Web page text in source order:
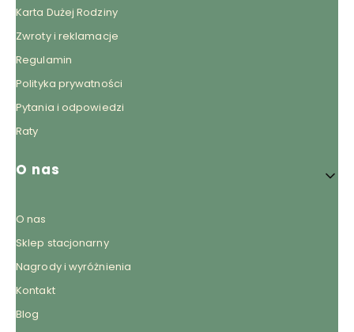
Karta Dużej Rodziny
Zwroty i reklamacje
Regulamin
Polityka prywatności
Pytania i odpowiedzi
Raty
O nas
O nas
Sklep stacjonarny
Nagrody i wyróżnienia
Kontakt
Blog